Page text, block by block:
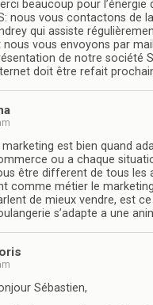
beaucoup pour l’énergie
nous vous contactons de
qui assiste
nous vous envoyons par
de notre société
doit être refait
marketing est bien quand
ou a chaque
être different de tous les
comme métier le
de mieux vendre, est
s’adapte a une
Sébastien,